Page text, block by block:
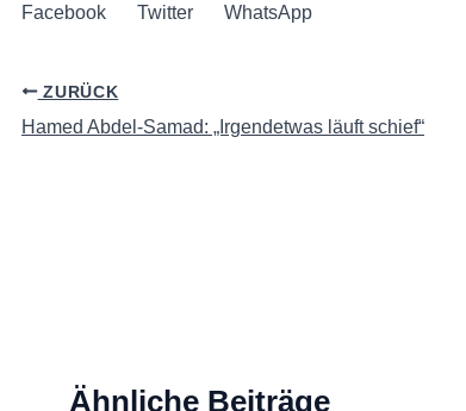
Facebook Twitter WhatsApp
ZURÜCK
Hamed Abdel-Samad: „Irgendetwas läuft schief“
Ähnliche Beiträge